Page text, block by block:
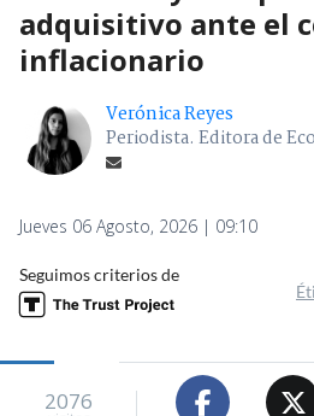
adquisitivo ante el
inflacionario
Verónica Reyes
Periodista. Editora de
Jueves 06 Agosto, 2026 | 09:10
Seguimos criterios de
2076